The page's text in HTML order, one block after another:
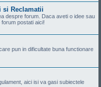
si Reclamatii
despre forum. Daca aveti o idee sau
postati aici!
pun in dificultate buna functionare
aici isi va gasi subiectele